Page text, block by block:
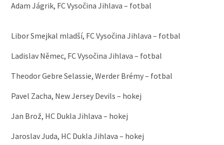
Adam Jágrik, FC Vysočina Jihlava – fotbal
Libor Smejkal mladší, FC Vysočina Jihlava – fotbal
Ladislav Němec, FC Vysočina Jihlava – fotbal
Theodor Gebre Selassie, Werder Brémy – fotbal
Pavel Zacha, New Jersey Devils – hokej
Jan Brož, HC Dukla Jihlava – hokej
Jaroslav Juda, HC Dukla Jihlava – hokej